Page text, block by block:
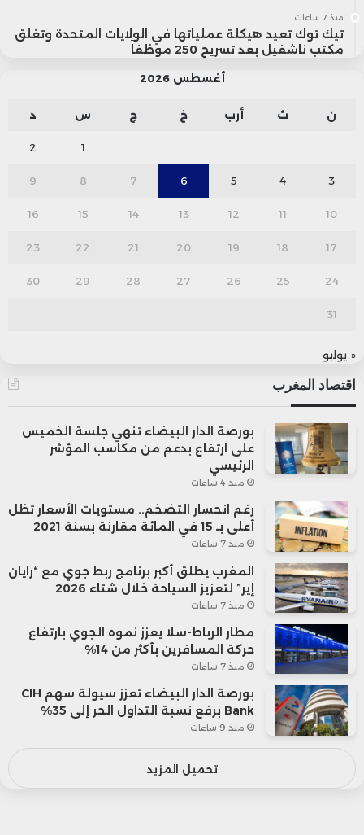
منذ 7 ساعات
تيك توك تعيد هيكلة عملياتها في الولايات المتحدة وتغلق
مكتب ناشفيل بعد تسريح 250 موظفاً
أغسطس 2026
ن ث أرب خ ج س د
1
2
3
4
5
6
7
8
9
10
11
12
13
14
15
16
17
18
19
20
21
22
23
24
25
26
27
28
29
30
31
« يوليو
اقتصاد المغرب
بورصة الدار البيضاء تنهي جلسة الخميس
على ارتفاع بدعم من مكاسب المؤشر
الرئيسي
منذ 4 ساعات
رغم انحسار التضخم.. مستويات الأسعار تظل
أعلى بـ 15 في المائة مقارنة بسنة 2021
منذ 7 ساعات
المغرب يطلق أكبر برنامج ربط جوي مع “رايان
إير” لتعزيز السياحة خلال شتاء 2026
منذ 7 ساعات
مطار الرباط-سلا يعزز نموه الجوي بارتفاع
حركة المسافرين بأكثر من 14%
منذ 7 ساعات
بورصة الدار البيضاء تعزز سيولة سهم CIH
Bank برفع نسبة التداول الحر إلى 35%
منذ 9 ساعات
تحميل المزيد